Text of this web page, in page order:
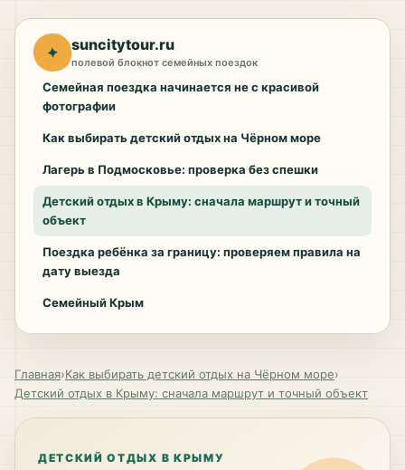
✦ suncitytour.ru
полевой блокнот семейных поездок
Семейная поездка начинается не с красивой
фотографии
Как выбирать детский отдых на Чёрном море
Лагерь в Подмосковье: проверка без спешки
Детский отдых в Крыму: сначала маршрут и точный
объект
Поездка ребёнка за границу: проверяем правила на
дату выезда
Семейный Крым
Главная›Как выбирать детский отдых на Чёрном море›
Детский отдых в Крыму: сначала маршрут и точный объект
ДЕТСКИЙ ОТДЫХ В КРЫМУ